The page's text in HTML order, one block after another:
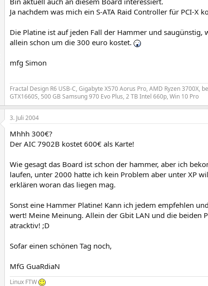
Ja nachdem was mich ein S-ATA Raid Controller für PCI-X
Die Platine ist auf jeden Fall der Hammer und saugünstig,
allein schon um die 300 euro kostet.
mfg Simon
Fractal Design R6 USB-C, Gigabyte X570 Aorus Pro, AMD Ryzen 3700X,
GTX1660S, 500 GB Samsung 970 Evo Plus, 2 TB Intel 660p, Win 10 Pro
3. Juli 2004
Mhhh 300€?
Der AIC 7902B kostet 600€ als Karte!
Wie gesagt das Board ist schon der hammer, aber ich
laufen, unter 2000 hatte ich kein Problem aber unter XP
erklären woran das liegen mag.
Sonst eine Hammer Platine! Kann ich jedem empfehlen
wert! Meine Meinung. Allein der Gbit LAN und die beiden
atracktiv! ;D
Sofar einen schönen Tag noch,
MfG GuaRdiaN
Linux FTW